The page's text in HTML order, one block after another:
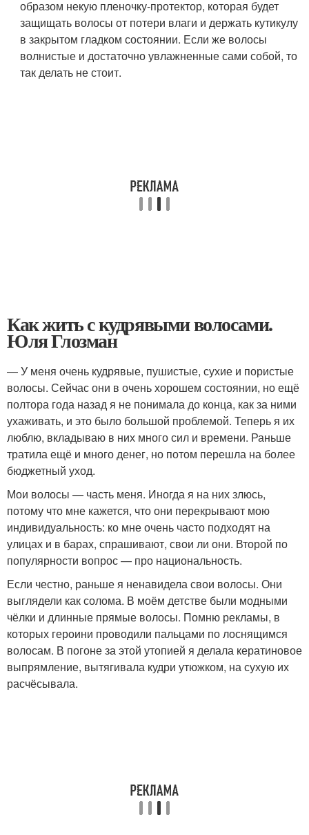
образом некую пленочку-протектор, которая будет
защищать волосы от потери влаги и держать кутикулу
в закрытом гладком состоянии. Если же волосы
волнистые и достаточно увлажненные сами собой, то
так делать не стоит.
Как жить с кудрявыми волосами.
Юля Глозман
— У меня очень кудрявые, пушистые, сухие и пористые
волосы. Сейчас они в очень хорошем состоянии, но ещё
полтора года назад я не понимала до конца, как за ними
ухаживать, и это было большой проблемой. Теперь я их
люблю, вкладываю в них много сил и времени. Раньше
тратила ещё и много денег, но потом перешла на более
бюджетный уход.
Мои волосы — часть меня. Иногда я на них злюсь,
потому что мне кажется, что они перекрывают мою
индивидуальность: ко мне очень часто подходят на
улицах и в барах, спрашивают, свои ли они. Второй по
популярности вопрос — про национальность.
Если честно, раньше я ненавидела свои волосы. Они
выглядели как солома. В моём детстве были модными
чёлки и длинные прямые волосы. Помню рекламы, в
которых героини проводили пальцами по лоснящимся
волосам. В погоне за этой утопией я делала кератиновое
выпрямление, вытягивала кудри утюжком, на сухую их
расчёсывала.